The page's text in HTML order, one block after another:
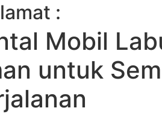
:
Mobil
untuk